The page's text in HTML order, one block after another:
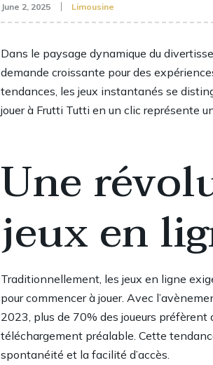
June 2, 2025 Limousine
Dans le paysage dynamique du
demande croissante pour des
tendances, les jeux instantanés se
jouer à Frutti Tutti en un clic représente
Une
jeux en
Traditionnellement, les jeux en ligne
pour commencer à jouer. Avec
2023, plus de 70% des joueurs
téléchargement préalable. Cette
spontanéité et la facilité d’accès.